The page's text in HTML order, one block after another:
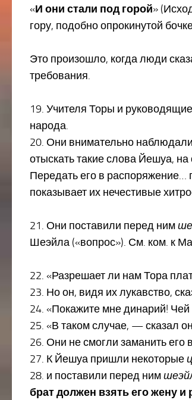
«И они стали под горой»
гору, подобно опрокинутой
Это произошло, когда люди
требования.
19. Учителя Торы и
народа.
20. Они внимательно
отыскать такие слова Йешуа,
Передать его в распоряжение…
показывает их нечестивые
21. Они поставили перед ним
Шеэйла («вопрос»). См. ком. к
22. «Разрешает ли нам Тора
23. Но он, видя их лукавство,
24. «Покажите мне динарий!
25. «В таком случае, — сказал
26. Они не смогли заманить его
27. К Йешуа пришли некоторые
28. и поставили перед ним
брат должен взять его жену и